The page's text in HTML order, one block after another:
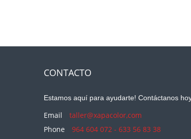
CONTACTO
Estamos aquí para ayudarte! Contáctanos
Email
taller@xapacolor,com
Phone
964 604 072 - 633 56 83 38